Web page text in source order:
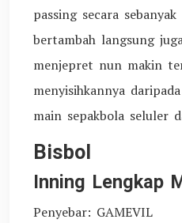
passing secara
bertambah langsung
menjepret nun makin
menyisihkannya
main sepakbola seluler
Bisbol
Inning Lengkap
Penyebar: GAMEVIL